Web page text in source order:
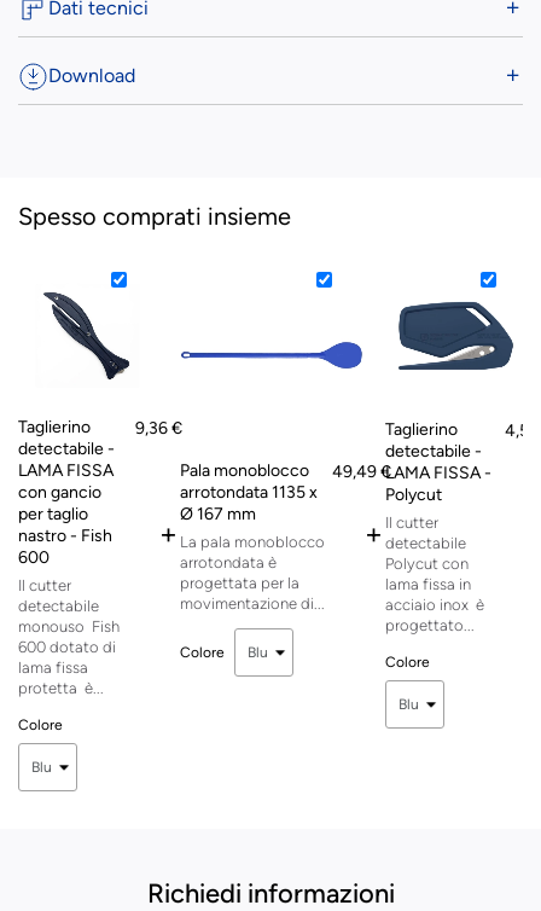
Dati tecnici
Download
Spesso comprati insieme
Taglierino
detectabile -
LAMA FISSA
con gancio
per taglio
nastro - Fish
600
Il cutter
detectabile
monouso Fish
600 dotato di
lama fissa
protetta è...
9,36 €
Colore
+
Pala monoblocco
arrotondata 1135 x
Ø 167 mm
La pala monoblocco
arrotondata è
progettata per la
movimentazione di...
49,49 €
Colore
+
Taglierino
detectabile -
LAMA FISSA -
Polycut
Il cutter
detectabile
Polycut con
lama fissa in
acciaio inox è
progettato...
4,51
Colore
Richiedi informazioni